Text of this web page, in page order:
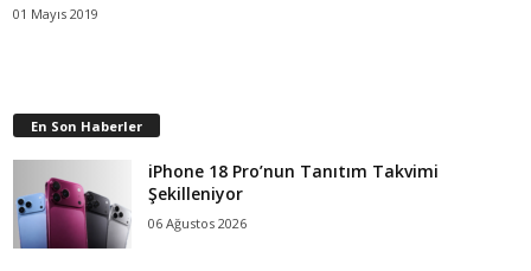
01 Mayıs 2019
En Son Haberler
iPhone 18 Pro’nun Tanıtım Takvimi
Şekilleniyor
06 Ağustos 2026